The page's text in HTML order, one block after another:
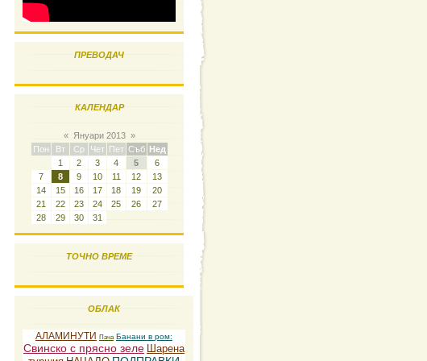
ПРЕВОДАЧ
КАЛЕНДАР
« Януари 2013 »
Пон
Вт Ср Чет Пет Съб Нед
1
2 3 4 5
6
7
8 9 10 11 12
13
14
15 16 17 18 19
20
21
22 23 24 25 26
27
28
29 30 31
ТОЧНО ВРЕМЕ
ОБЛАК
АЛАМИНУТИ Пача Банани в ром:
Свинско с прясно зеле Шарена